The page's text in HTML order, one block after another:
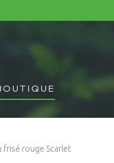
frisé rouge Scarlet